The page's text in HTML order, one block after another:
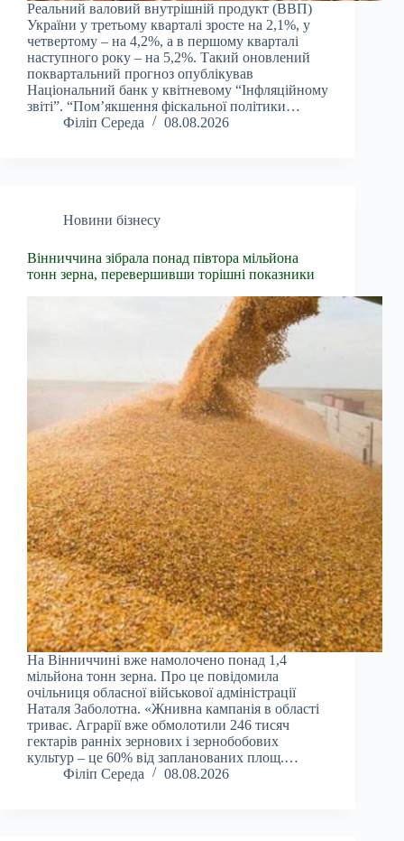
Реальний валовий внутрішній продукт (ВВП)
України у третьому кварталі зросте на 2,1%, у
четвертому – на 4,2%, а в першому кварталі
наступного року – на 5,2%. Такий оновлений
поквартальний прогноз опублікував
Національний банк у квітневому “Інфляційному
звіті”. “Пом’якшення фіскальної політики…
Філіп Середа
08.08.2026
Новини бізнесу
Вінниччина зібрала понад півтора мільйона
тонн зерна, перевершивши торішні показники
На Вінниччині вже намолочено понад 1,4
мільйона тонн зерна. Про це повідомила
очільниця обласної військової адміністрації
Наталя Заболотна. «Жнивна кампанія в області
триває. Аграрії вже обмолотили 246 тисяч
гектарів ранніх зернових і зернобобових
культур – це 60% від запланованих площ.…
Філіп Середа
08.08.2026